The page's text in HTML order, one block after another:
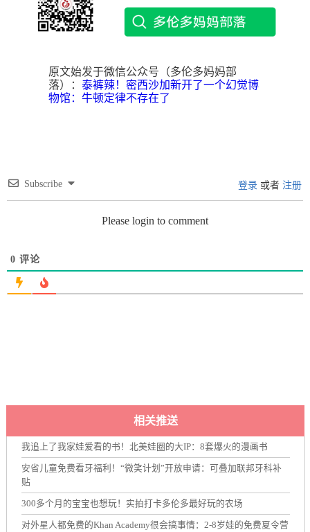
原文始发于微信公众号（多伦多妈妈部
落）：泰裤辣！密西沙加新开了一个幻觉博
物馆：牛顿定律不存在了
Subscribe 登录 或者 注册
Please login to comment
0 评论
相关推送
我追上了我家娃爱看的书！北美娃圈的大IP：8套爆火的漫画书
安省儿童免费看牙福利！“微笑计划”开放申请：可叠加联邦牙科补
贴
300多个月的宝宝也想玩！实拍打卡多伦多最好玩的农场
对外星人都免费的Khan Academy很会搞事情：2-8岁娃的免费夏令营